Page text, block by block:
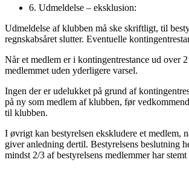
6. Udmeldelse – eksklusion:
Udmeldelse af klubben må ske skriftligt, til
regnskabsåret slutter. Eventuelle
Når et medlem er i kontingentrestance ud over 2
medlemmet uden yderligere varsel.
Ingen der er udelukket på grund af
på ny som medlem af klubben, før
til klubben.
I øvrigt kan bestyrelsen ekskludere et medlem,
giver anledning dertil. Bestyrelsens beslutning
mindst 2/3 af bestyrelsens medlemmer har